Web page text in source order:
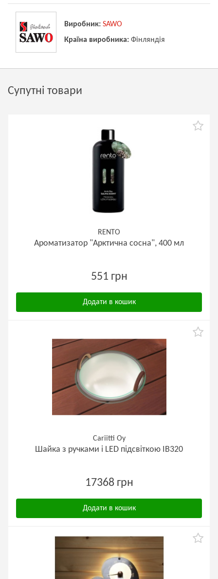
Виробник: SAWO
Країна виробника: Фінляндія
Супутні товари
RENTO
Ароматизатор "Арктична сосна", 400 мл
551 грн
Додати в кошик
Cariitti Oy
Шайка з ручками і LED підсвіткою IB320
17368 грн
Додати в кошик